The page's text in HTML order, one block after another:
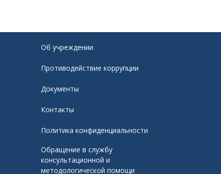
Об учреждении
Противодействие коррупции
Документы
Контакты
Политика конфиденциальности
Обращение в службу
консультационной и
методологической помощи